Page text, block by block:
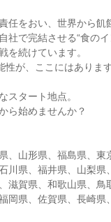
任をおい、世界から
社で完結させる“食の
を続けています。
が、ここにはあります
スタート地点。
ら始めませんか？
、山形県、福島県、
川県、福井県、山梨
滋賀県、和歌山県、鳥
岡県、佐賀県、長崎県